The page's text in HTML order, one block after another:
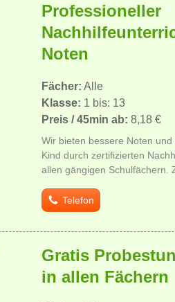
Professioneller
Noten
Fächer: Alle
Klasse: 1 bis: 13
Preis / 45min ab: 8,18 €
Wir bieten bessere Noten
Kind durch zertifizierten
allen gängigen Schulfächern.
Telefon
Gratis
in allen Fächern